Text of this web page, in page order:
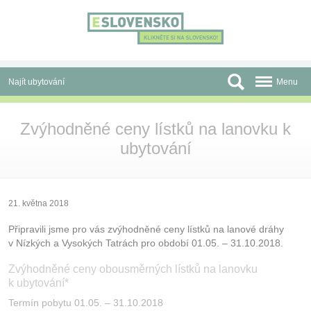
Najít ubytování
Skupiny a konference
Před cestou
O nás
Menu
Zvýhodněné ceny lístků na lanovku k
ubytování
21. května 2018
Připravili jsme pro vás zvýhodněné ceny lístků na lanové dráhy
v Nízkých a Vysokých Tatrách pro období 01.05. – 31.10.2018.
Zvýhodněné ceny obousměrných lístků na lanovku
k ubytování*
Termín pobytu 01.05. – 31.10.2018